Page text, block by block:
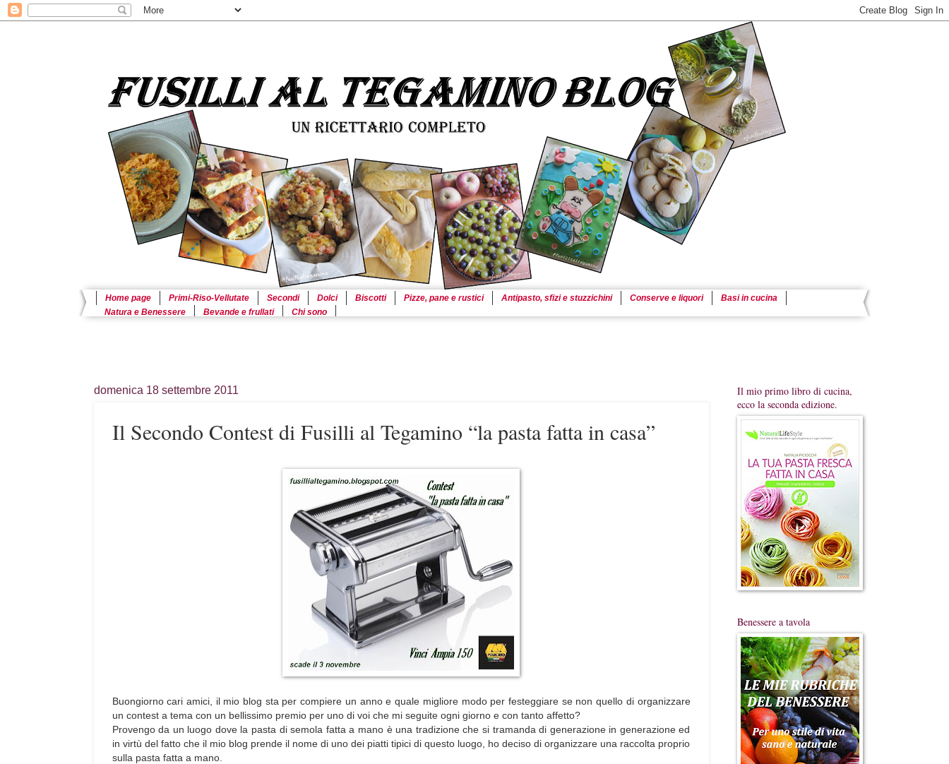
Home page Primi-Riso-Vellutate Secondi Dolci Biscotti Pizze, pane e rustici Antipasto, sfizi e stuzzichini Conserve e liquori
Basi in cucina
Natura e Benessere
Bevande e frullati Chi sono
domenica 18 settembre 2011
Il Secondo Contest di Fusilli al Tegamino “la pasta fatta in casa”
Buongiorno cari amici, il mio blog sta per compiere un anno e quale migliore modo per festeggiare se non quello di organizzare
un contest a tema con un bellissimo premio per uno di voi che mi seguite ogni giorno e con tanto affetto?
Provengo da un luogo dove la pasta di semola fatta a mano è una tradizione che si tramanda di generazione in generazione ed
in virtù del fatto che il mio blog prende il nome di uno dei piatti tipici di questo luogo, ho deciso di organizzare una raccolta proprio
sulla pasta fatta a mano.
Il mio primo libro di cucina,
ecco la seconda edizione.
Benessere a tavola